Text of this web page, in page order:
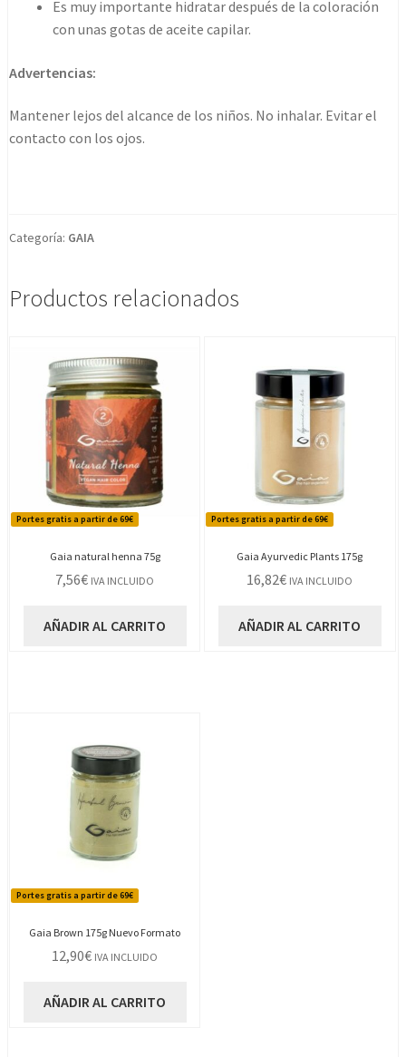
Es muy importante hidratar después de la coloración
con unas gotas de aceite capilar.
Advertencias:
Mantener lejos del alcance de los niños. No inhalar. Evitar el
contacto con los ojos.
Categoría: GAIA
Productos relacionados
Portes gratis a partir de 69€
Gaia natural henna 75g
7,56€ IVA INCLUIDO
AÑADIR AL CARRITO
Portes gratis a partir de 69€
Gaia Ayurvedic Plants 175g
16,82€ IVA INCLUIDO
AÑADIR AL CARRITO
Portes gratis a partir de 69€
Gaia Brown 175g Nuevo Formato
12,90€ IVA INCLUIDO
AÑADIR AL CARRITO